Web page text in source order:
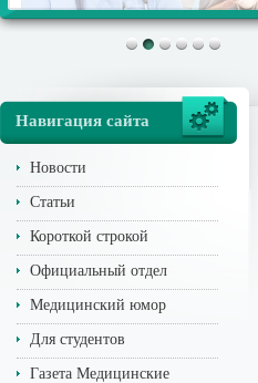
Навигация сайта
Новости
Статьи
Короткой строкой
Официальный отдел
Медицинский юмор
Для студентов
Газета Медицинские